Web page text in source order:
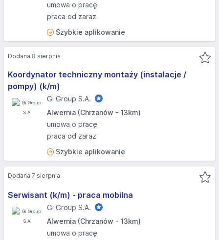
umowa o pracę
praca od zaraz
Szybkie aplikowanie
Koordynator techniczny montaży (instalacje /
pompy) (k/m)
Gi Group S.A.
Alwernia (Chrzanów - 13km)
umowa o pracę
praca od zaraz
Szybkie aplikowanie
Dodana 8 sierpnia
Serwisant (k/m) - praca mobilna
Gi Group S.A.
Alwernia (Chrzanów - 13km)
umowa o pracę
Dodana 7 sierpnia